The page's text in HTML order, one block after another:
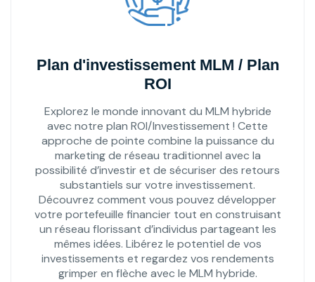
Plan d'investissement MLM / Plan
ROI
Explorez le monde innovant du MLM hybride
avec notre plan ROI/Investissement ! Cette
approche de pointe combine la puissance du
marketing de réseau traditionnel avec la
possibilité d’investir et de sécuriser des retours
substantiels sur votre investissement.
Découvrez comment vous pouvez développer
votre portefeuille financier tout en construisant
un réseau florissant d’individus partageant les
mêmes idées. Libérez le potentiel de vos
investissements et regardez vos rendements
grimper en flèche avec le MLM hybride.